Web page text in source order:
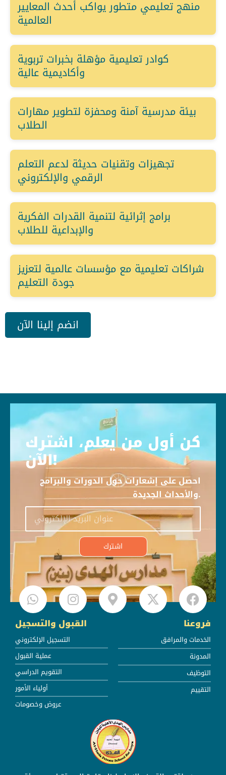
منهج تعليمي متطور يواكب أحدث المعايير
العالمية
كوادر تعليمية مؤهلة بخبرات تربوية
وأكاديمية عالية
بيئة مدرسية آمنة ومحفزة لتطوير مهارات
الطلاب
تجهيزات وتقنيات حديثة لدعم التعلم
الرقمي والإلكتروني
برامج إثرائية لتنمية القدرات الفكرية
والإبداعية للطلاب
شراكات تعليمية مع مؤسسات عالمية لتعزيز
جودة التعليم
انضم إلينا الآن
كن أول من يعلم، اشترك
الآن!
احصل على إشعارات حول الدورات والبرامج
والأحداث الجديدة.
اشترك
القبول والتسجيل
التسجيل الإلكتروني
عملية القبول
التقويم الدراسي
أولياء الأمور
عروض وخصومات
فروعنا
الخدمات والمرافق
المدونة
التوظيف
التقييم